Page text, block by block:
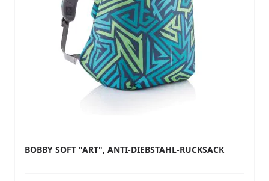
BOBBY SOFT "ART", ANTI-DIEBSTAHL-RUCKSACK